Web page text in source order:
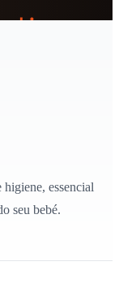
higiene, essencial
seu bebé.